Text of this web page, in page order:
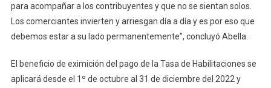
para acompañar a los contribuyentes y que no se sientan solos.
Los comerciantes invierten y arriesgan día a día y es por eso que
debemos estar a su lado permanentemente”, concluyó Abella.
El beneficio de eximición del pago de la Tasa de Habilitaciones se
aplicará desde el 1º de octubre al 31 de diciembre del 2022 y